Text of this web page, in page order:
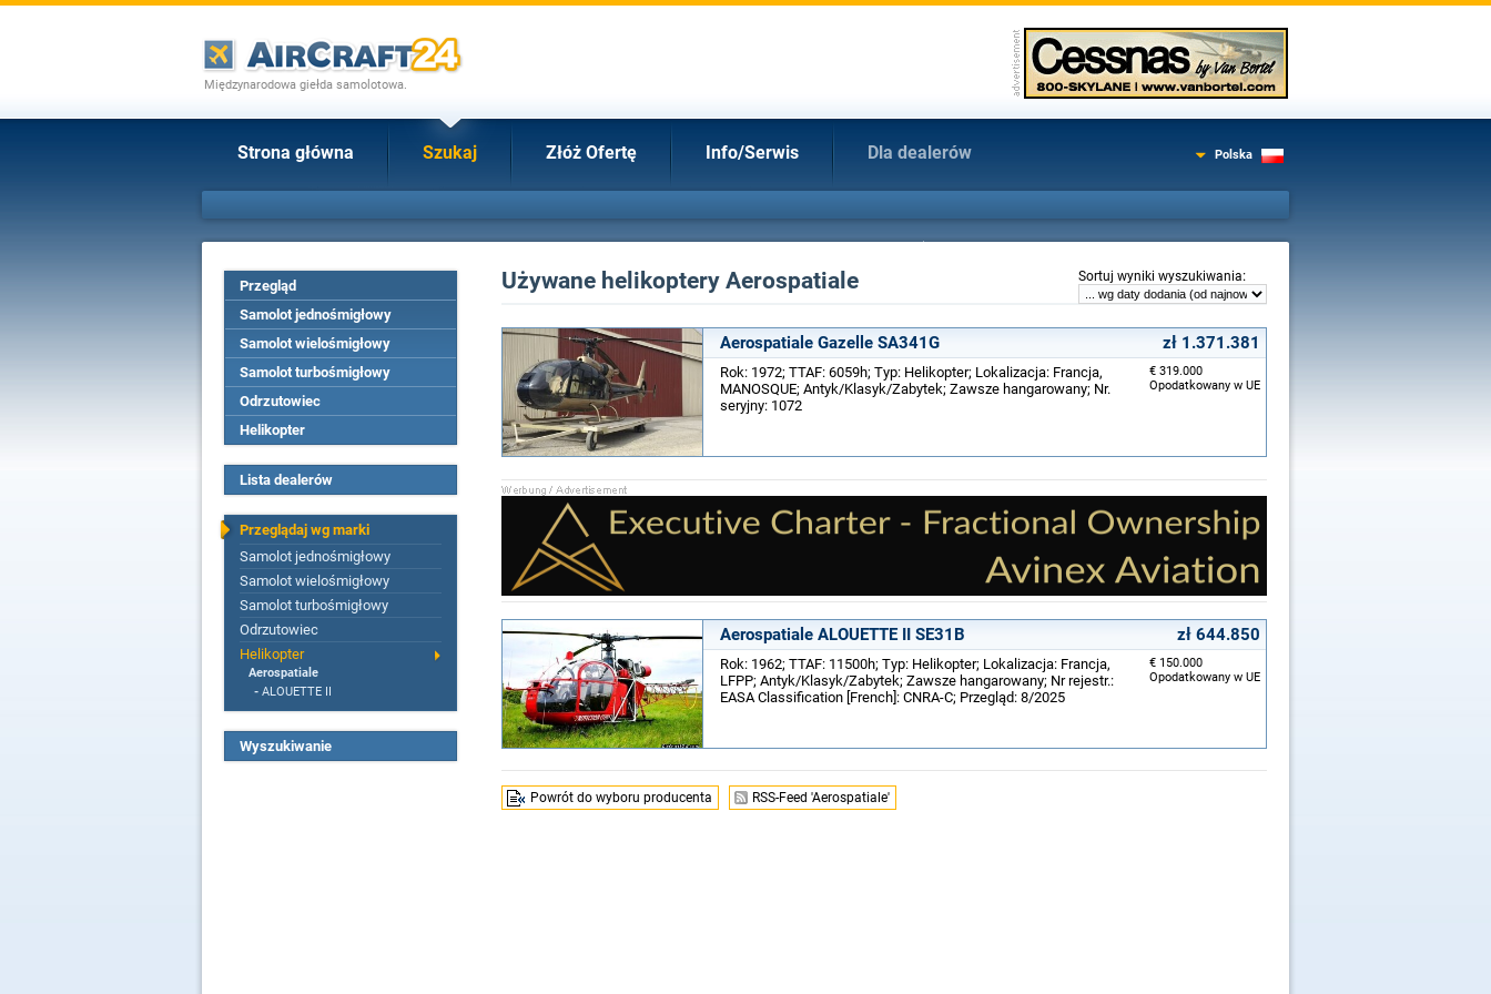
Międzynarodowa giełda samolotowa.
Strona główna Szukaj Złóż Ofertę Info/Serwis Dla dealerów Polska
Przegląd
Samolot jednośmigłowy
Samolot wielośmigłowy
Samolot turbośmigłowy
Odrzutowiec
Helikopter
Lista dealerów
Przeglądaj wg marki
Samolot jednośmigłowy
Samolot wielośmigłowy
Samolot turbośmigłowy
Odrzutowiec
Helikopter
Aerospatiale
- ALOUETTE II
Wyszukiwanie
Sortuj wyniki wyszukiwania:
Używane helikoptery Aerospatiale
Aerospatiale Gazelle SA341G zł 1.371.381
€ 319.000
Opodatkowany w UE
Rok: 1972; TTAF: 6059h; Typ: Helikopter; Lokalizacja: Francja,
MANOSQUE; Antyk/Klasyk/Zabytek; Zawsze hangarowany; Nr.
seryjny: 1072
Aerospatiale ALOUETTE II SE31B zł 644.850
€ 150.000
Opodatkowany w UE
Rok: 1962; TTAF: 11500h; Typ: Helikopter; Lokalizacja: Francja,
LFPP; Antyk/Klasyk/Zabytek; Zawsze hangarowany; Nr rejestr.:
EASA Classification [French]: CNRA-C; Przegląd: 8/2025
Powrót do wyboru producenta RSS-Feed 'Aerospatiale'